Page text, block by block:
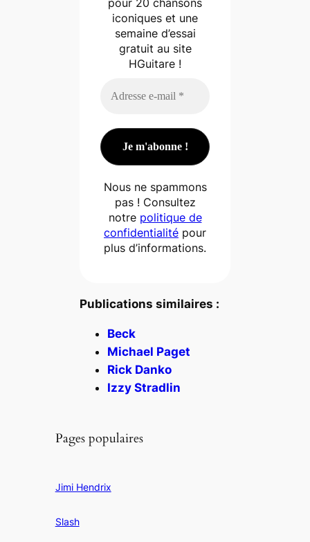
pour 20 chansons
iconiques et une
semaine d’essai
gratuit au site
HGuitare !
Nous ne spammons
pas ! Consultez
notre politique de
confidentialité pour
plus d’informations.
Publications similaires :
Beck
Michael Paget
Rick Danko
Izzy Stradlin
Pages populaires
Jimi Hendrix
Slash